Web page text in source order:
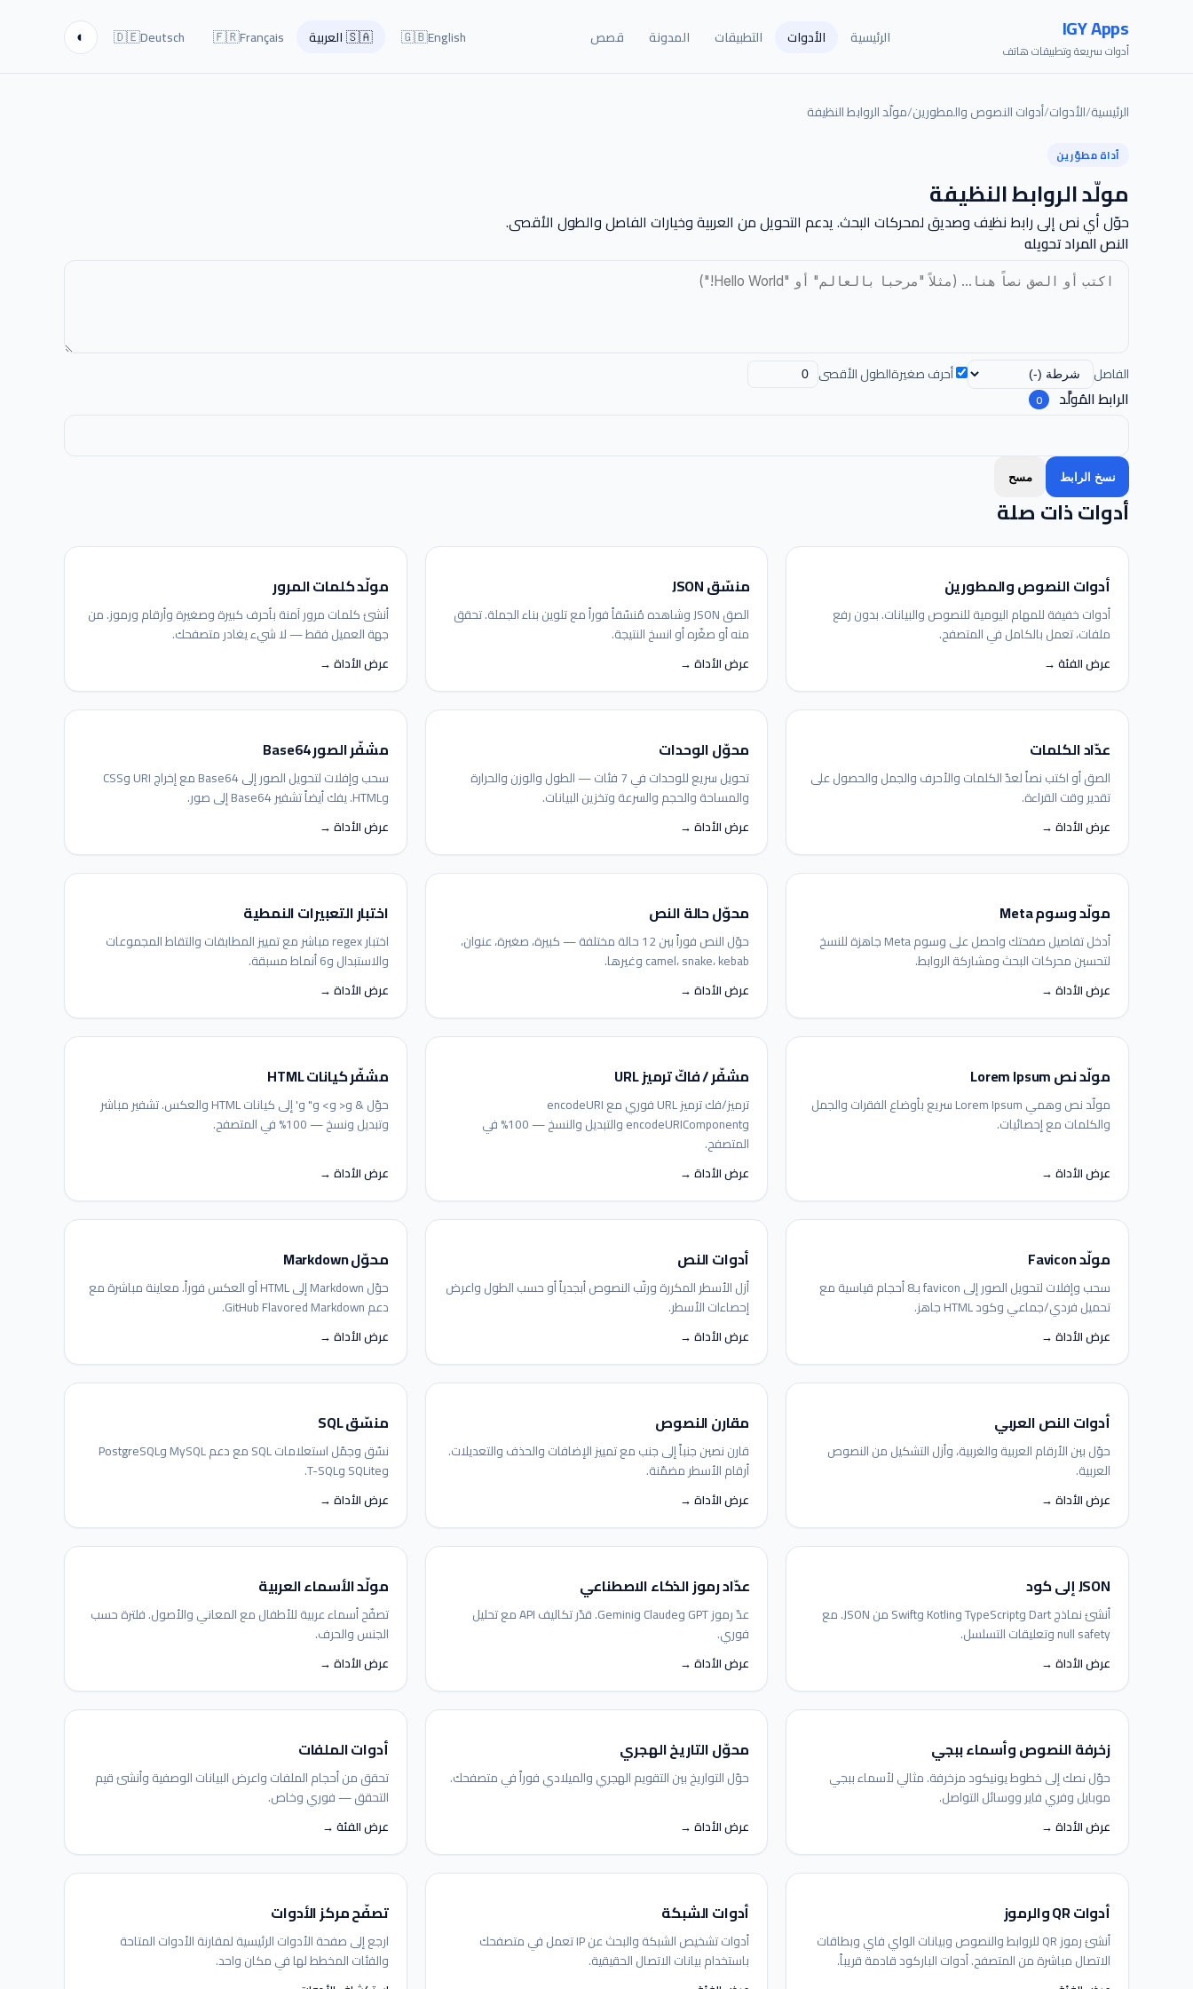
IGY Apps
أدوات سريعة وتطبيقات هاتف
الرئيسية الأدوات التطبيقات المدونة قصص 🇬🇧English
🇸🇦العربية 🇫🇷Français
🇩🇪Deutsch
◐
الرئيسية/الأدوات/أدوات النصوص والمطورين/مولّد الروابط النظيفة
أداة مطوّرين
مولّد الروابط النظيفة
حوّل أي نص إلى رابط نظيف وصديق لمحركات البحث. يدعم التحويل من العربية وخيارات الفاصل والطول الأقصى.
النص المراد تحويله
الفاصل أحرف صغيرةالطول الأقصى
الرابط المُولَّد 0
نسخ الرابط مسح
أدوات ذات صلة
أدوات النصوص والمطورين
أدوات خفيفة للمهام اليومية للنصوص والبيانات. بدون رفع
ملفات، تعمل بالكامل في المتصفح.
عرض الفئة →
منسّق JSON
الصق JSON وشاهده مُنسّقاً فوراً مع تلوين بناء الجملة. تحقق
منه أو صغّره أو انسخ النتيجة.
عرض الأداة →
مولّد كلمات المرور
أنشئ كلمات مرور آمنة بأحرف كبيرة وصغيرة وأرقام ورموز. من
جهة العميل فقط — لا شيء يغادر متصفحك.
عرض الأداة →
عدّاد الكلمات
الصق أو اكتب نصاً لعدّ الكلمات والأحرف والجمل والحصول على
تقدير وقت القراءة.
عرض الأداة →
محوّل الوحدات
تحويل سريع للوحدات في 7 فئات — الطول والوزن والحرارة
والمساحة والحجم والسرعة وتخزين البيانات.
عرض الأداة →
مشفّر الصور Base64
سحب وإفلات لتحويل الصور إلى Base64 مع إخراج URI وCSS
وHTML. يفك أيضاً تشفير Base64 إلى صور.
عرض الأداة →
مولّد وسوم Meta
أدخل تفاصيل صفحتك واحصل على وسوم Meta جاهزة للنسخ
لتحسين محركات البحث ومشاركة الروابط.
عرض الأداة →
محوّل حالة النص
حوّل النص فوراً بين 12 حالة مختلفة — كبيرة، صغيرة، عنوان،
camel، snake، kebab وغيرها.
عرض الأداة →
اختبار التعبيرات النمطية
اختبار regex مباشر مع تمييز المطابقات والتقاط المجموعات
والاستبدال و6 أنماط مسبقة.
عرض الأداة →
مولّد نص Lorem Ipsum
مولّد نص وهمي Lorem Ipsum سريع بأوضاع الفقرات والجمل
والكلمات مع إحصائيات.
عرض الأداة →
مشفّر / فاكّ ترميز URL
ترميز/فك ترميز URL فوري مع encodeURI
وencodeURIComponent والتبديل والنسخ — 100% في
المتصفح.
عرض الأداة →
مشفّر كيانات HTML
حوّل & و< و> و" و' إلى كيانات HTML والعكس. تشفير مباشر
وتبديل ونسخ — 100% في المتصفح.
عرض الأداة →
مولّد Favicon
سحب وإفلات لتحويل الصور إلى favicon بـ8 أحجام قياسية مع
تحميل فردي/جماعي وكود HTML جاهز.
عرض الأداة →
أدوات النص
أزل الأسطر المكررة ورتّب النصوص أبجدياً أو حسب الطول واعرض
إحصاءات الأسطر.
عرض الأداة →
محوّل Markdown
حوّل Markdown إلى HTML أو العكس فوراً. معاينة مباشرة مع
دعم GitHub Flavored Markdown.
عرض الأداة →
أدوات النص العربي
حوّل بين الأرقام العربية والغربية، وأزل التشكيل من النصوص
العربية.
عرض الأداة →
مقارن النصوص
قارن نصين جنباً إلى جنب مع تمييز الإضافات والحذف والتعديلات.
أرقام الأسطر مضمّنة.
عرض الأداة →
منسّق SQL
نسّق وجمّل استعلامات SQL مع دعم MySQL وPostgreSQL
وSQLite وT-SQL.
عرض الأداة →
JSON إلى كود
أنشئ نماذج Dart وTypeScript وKotlin وSwift من JSON. مع
null safety وتعليقات التسلسل.
عرض الأداة →
عدّاد رموز الذكاء الاصطناعي
عدّ رموز GPT وClaude وGemini. قدّر تكاليف API مع تحليل
فوري.
عرض الأداة →
مولّد الأسماء العربية
تصفّح أسماء عربية للأطفال مع المعاني والأصول. فلترة حسب
الجنس والحرف.
عرض الأداة →
زخرفة النصوص وأسماء ببجي
حوّل نصك إلى خطوط يونيكود مزخرفة. مثالي لأسماء ببجي
موبايل وفري فاير ووسائل التواصل.
عرض الأداة →
محوّل التاريخ الهجري
حوّل التواريخ بين التقويم الهجري والميلادي فوراً في متصفحك.
عرض الأداة →
أدوات الملفات
تحقق من أحجام الملفات واعرض البيانات الوصفية وأنشئ قيم
التحقق — فوري وخاص.
عرض الفئة →
أدوات QR والرموز
أنشئ رموز QR للروابط والنصوص وبيانات الواي فاي وبطاقات
الاتصال مباشرة من المتصفح. أدوات الباركود قادمة قريباً.
أدوات الشبكة
أدوات تشخيص الشبكة والبحث عن IP تعمل في متصفحك
باستخدام بيانات الاتصال الحقيقية.
تصفّح مركز الأدوات
ارجع إلى صفحة الأدوات الرئيسية لمقارنة الأدوات المتاحة
والفئات المخطط لها في مكان واحد.